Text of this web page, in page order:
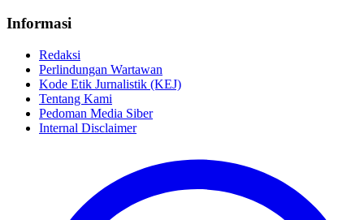
Informasi
Redaksi
Perlindungan Wartawan
Kode Etik Jurnalistik (KEJ)
Tentang Kami
Pedoman Media Siber
Internal Disclaimer